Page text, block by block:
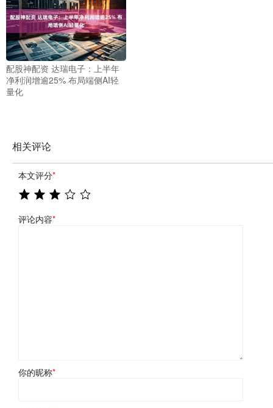
配股神配资 达瑞电子：上半年
净利润增逾25% 布局端侧AI轻
量化
相关评论
本文评分*
评论内容*
你的昵称*